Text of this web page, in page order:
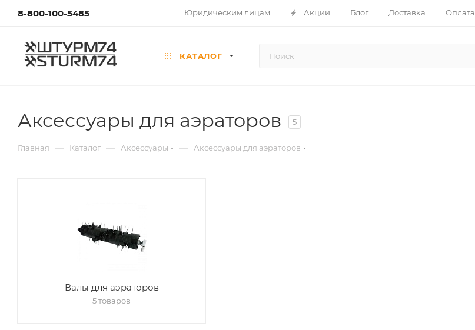
8-800-100-5485 Юридическим лицам Акции Блог Доставка Оплата
КАТАЛОГ
Аксессуары для аэраторов 5
Главная — Каталог — Аксессуары — Аксессуары для аэраторов
Валы для аэраторов
5 товаров